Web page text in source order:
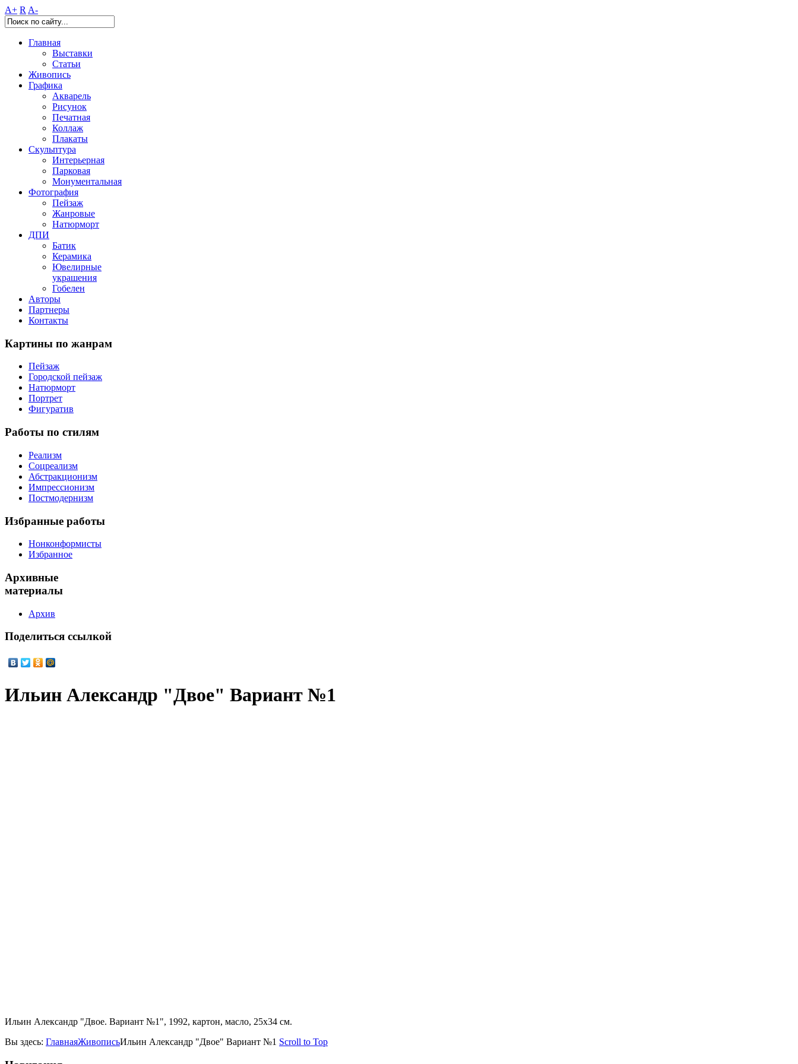
A+ R A-
Главная
Выставки
Статьи
Живопись
Графика
Акварель
Рисунок
Печатная
Коллаж
Плакаты
Скульптура
Интерьерная
Парковая
Монументальная
Фотография
Пейзаж
Жанровые
Натюрморт
ДПИ
Батик
Керамика
Ювелирные
украшения
Гобелен
Авторы
Партнеры
Контакты
Картины по жанрам
Пейзаж
Городской пейзаж
Натюрморт
Портрет
Фигуратив
Работы по стилям
Реализм
Соцреализм
Абстракционизм
Импрессионизм
Постмодернизм
Избранные работы
Нонконформисты
Избранное
Архивные
материалы
Архив
Поделиться ссылкой
Ильин Александр "Двое" Вариант №1
Ильин Александр "Двое. Вариант №1", 1992, картон, масло, 25х34 см.
Вы здесь: ГлавнаяЖивописьИльин Александр "Двое" Вариант №1 Scroll to Top